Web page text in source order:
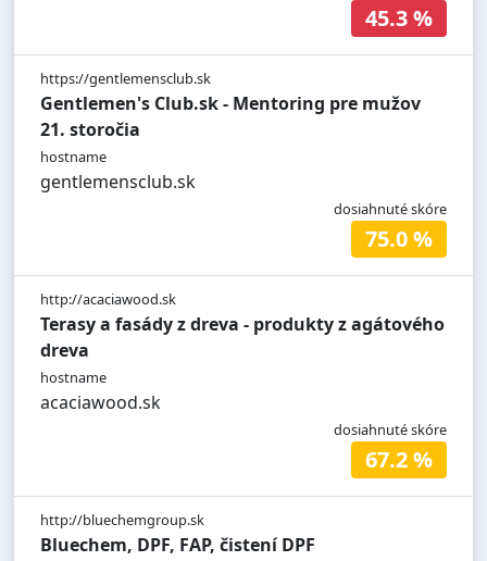
45.3 %
https://gentlemensclub.sk
Gentlemen's Club.sk - Mentoring pre mužov
21. storočia
hostname
gentlemensclub.sk
dosiahnuté skóre
75.0 %
http://acaciawood.sk
Terasy a fasády z dreva - produkty z agátového
dreva
hostname
acaciawood.sk
dosiahnuté skóre
67.2 %
http://bluechemgroup.sk
Bluechem, DPF, FAP, čistení DPF